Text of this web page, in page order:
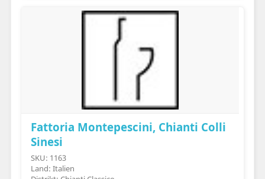
Fattoria Montepescini, Chianti Colli
Sinesi
SKU: 1163
Land: Italien